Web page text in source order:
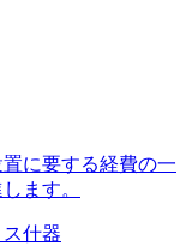
に要する経費の一
ます。
什器